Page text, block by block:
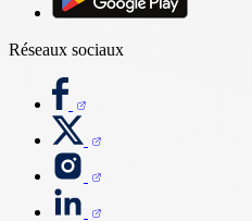
Réseaux sociaux